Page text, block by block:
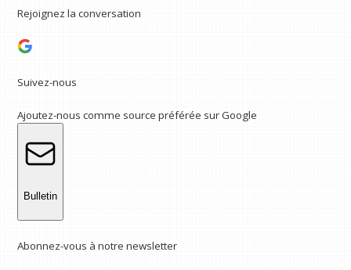
Rejoignez la conversation
Suivez-nous
Ajoutez-nous comme source préférée sur Google
Bulletin
Abonnez-vous à notre newsletter